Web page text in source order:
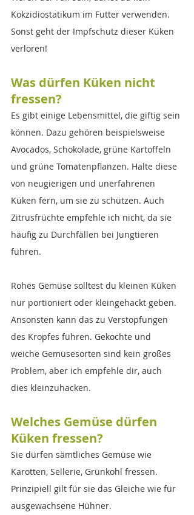
Kokzidiostatikum im Futter verwenden.
Sonst geht der Impfschutz dieser Küken
verloren!
Was dürfen Küken nicht
fressen?
Es gibt einige Lebensmittel, die giftig sein
können. Dazu gehören beispielsweise
Avocados, Schokolade, grüne Kartoffeln
und grüne Tomatenpflanzen. Halte diese
von neugierigen und unerfahrenen
Küken fern, um sie zu schützen. Auch
Zitrusfrüchte empfehle ich nicht, da sie
häufig zu Durchfällen bei Jungtieren
führen.
Rohes Gemüse solltest du kleinen Küken
nur portioniert oder kleingehackt geben.
Ansonsten kann das zu Verstopfungen
des Kropfes führen. Gekochte und
weiche Gemüsesorten sind kein großes
Problem, aber ich empfehle dir, auch
dies kleinzuhacken.
Welches Gemüse dürfen
Küken fressen?
Sie dürfen sämtliches Gemüse wie
Karotten, Sellerie, Grünkohl fressen.
Prinzipiell gilt für sie das Gleiche wie für
ausgewachsene Hühner.